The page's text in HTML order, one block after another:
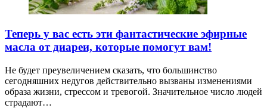
Теперь у вас есть эти фантастические эфирные
масла от диареи, которые помогут вам!
Не будет преувеличением сказать, что большинство
сегодняшних недугов действительно вызваны изменениями
образа жизни, стрессом и тревогой. Значительное число людей
страдают…